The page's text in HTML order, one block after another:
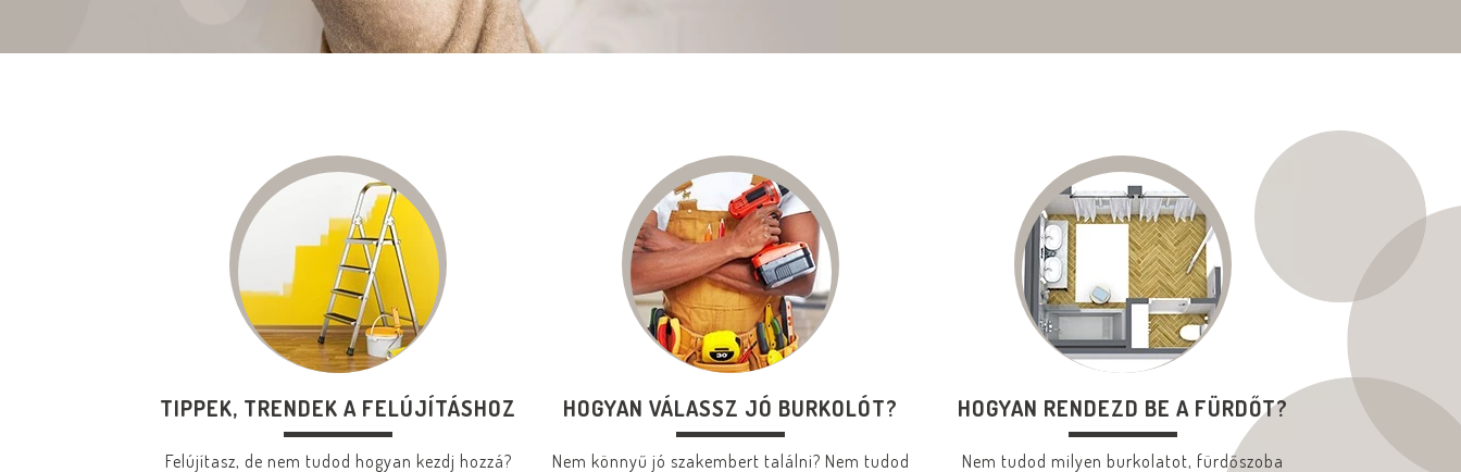
TIPPEK, TRENDEK A FELÚJÍTÁSHOZ
Felújítasz, de nem tudod hogyan kezdj hozzá?
HOGYAN VÁLASSZ JÓ BURKOLÓT?
Nem könnyű jó szakembert találni? Nem tudod
HOGYAN RENDEZD BE A FÜRDŐT?
Nem tudod milyen burkolatot, fürdőszoba